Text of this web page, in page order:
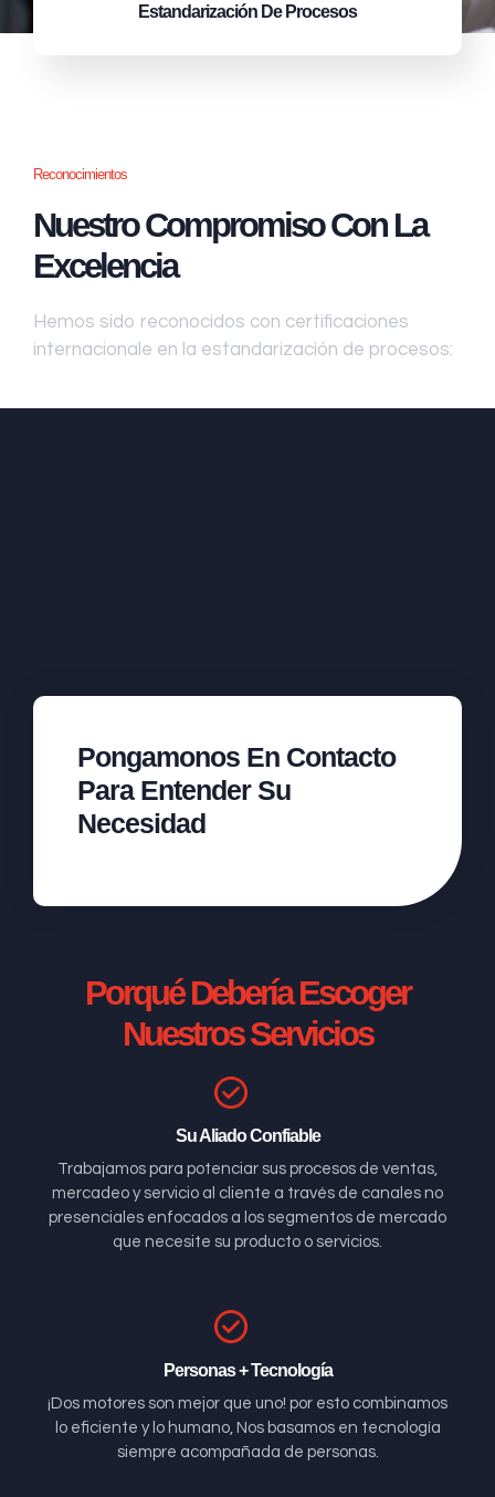
Estandarización De Procesos
Reconocimientos
Nuestro Compromiso Con La
Excelencia
Hemos sido reconocidos con certificaciones
internacionale en la estandarización de procesos:
Pongamonos En Contacto
Para Entender Su
Necesidad
Porqué Debería Escoger
Nuestros Servicios
Su Aliado Confiable
Trabajamos para potenciar sus procesos de ventas,
mercadeo y servicio al cliente a través de canales no
presenciales enfocados a los segmentos de mercado
que necesite su producto o servicios.
Personas + Tecnología
¡Dos motores son mejor que uno! por esto combinamos
lo eficiente y lo humano, Nos basamos en tecnología
siempre acompañada de personas.